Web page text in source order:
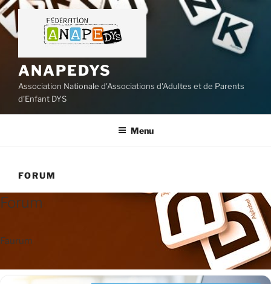
Aller
au
contenu
ANAPEDYS
Association Nationale d'Associations d'Adultes et de Parents
d'Enfant DYS
Menu
FORUM
Forum
Faurum